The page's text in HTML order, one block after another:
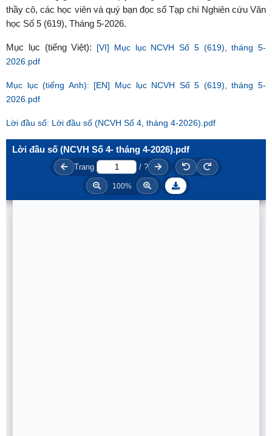
thầy cô, các học viên và quý bạn đọc số Tạp chí Nghiên cứu Văn
học Số 5 (619), Tháng 5-2026.
Mục lục (tiếng Việt): [VI] Mục lục NCVH Số 5 (619), tháng 5-
2026.pdf
Mục lục (tiếng Anh): [EN] Mục lục NCVH Số 5 (619), tháng 5-
2026.pdf
Lời đầu số: Lời đầu số (NCVH Số 4, tháng 4-2026).pdf